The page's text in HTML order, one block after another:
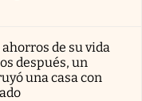
de su vida
después, un
una casa con